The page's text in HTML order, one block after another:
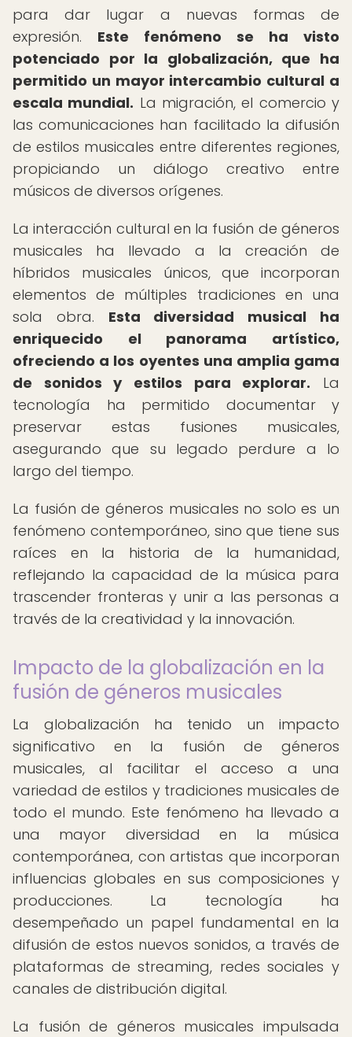
para dar lugar a nuevas formas de
expresión. Este fenómeno se ha visto
potenciado por la globalización, que ha
permitido un mayor intercambio cultural a
escala mundial. La migración, el comercio y
las comunicaciones han facilitado la difusión
de estilos musicales entre diferentes regiones,
propiciando un diálogo creativo entre
músicos de diversos orígenes.
La interacción cultural en la fusión de géneros
musicales ha llevado a la creación de
híbridos musicales únicos, que incorporan
elementos de múltiples tradiciones en una
sola obra. Esta diversidad musical ha
enriquecido el panorama artístico,
ofreciendo a los oyentes una amplia gama
de sonidos y estilos para explorar. La
tecnología ha permitido documentar y
preservar estas fusiones musicales,
asegurando que su legado perdure a lo
largo del tiempo.
La fusión de géneros musicales no solo es un
fenómeno contemporáneo, sino que tiene sus
raíces en la historia de la humanidad,
reflejando la capacidad de la música para
trascender fronteras y unir a las personas a
través de la creatividad y la innovación.
Impacto de la globalización en la
fusión de géneros musicales
La globalización ha tenido un impacto
significativo en la fusión de géneros
musicales, al facilitar el acceso a una
variedad de estilos y tradiciones musicales de
todo el mundo. Este fenómeno ha llevado a
una mayor diversidad en la música
contemporánea, con artistas que incorporan
influencias globales en sus composiciones y
producciones. La tecnología ha
desempeñado un papel fundamental en la
difusión de estos nuevos sonidos, a través de
plataformas de streaming, redes sociales y
canales de distribución digital.
La fusión de géneros musicales impulsada